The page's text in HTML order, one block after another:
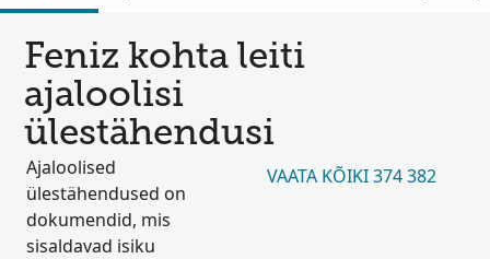
Feniz kohta leiti
ajaloolisi
ülestähendusi
Ajaloolised
ülestähendused on
dokumendid, mis
sisaldavad isiku
VAATA KÕIKI 374 382